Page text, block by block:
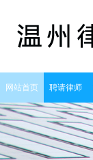
网站首页 聘请律师